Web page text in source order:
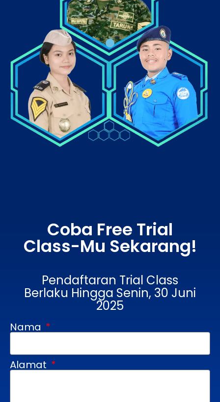
Coba Free Trial
Class-Mu Sekarang!
Pendaftaran Trial Class
Berlaku Hingga Senin, 30 Juni
2025
Nama
Alamat